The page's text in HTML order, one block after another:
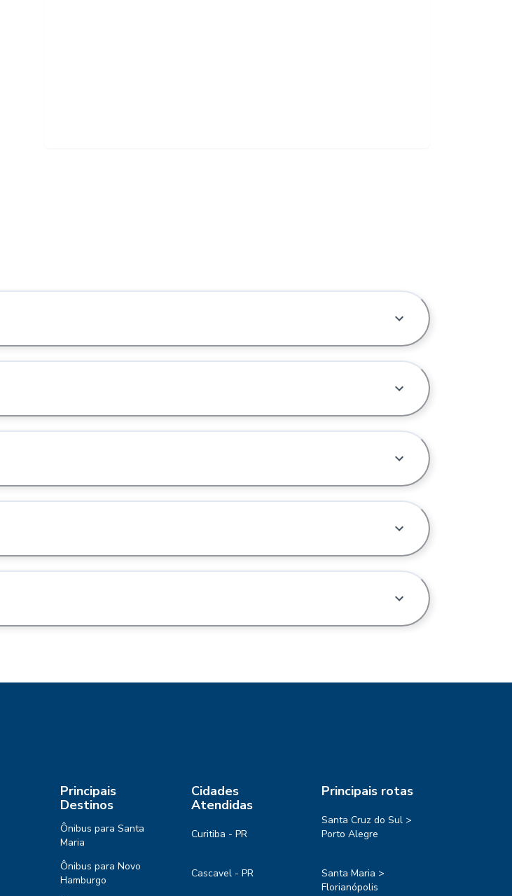
Principais
Destinos
Ônibus para Santa
Maria
Ônibus para Novo
Hamburgo
Cidades
Atendidas
Curitiba - PR
Cascavel - PR
Principais rotas
Santa Cruz do Sul >
Porto Alegre
Santa Maria >
Florianópolis